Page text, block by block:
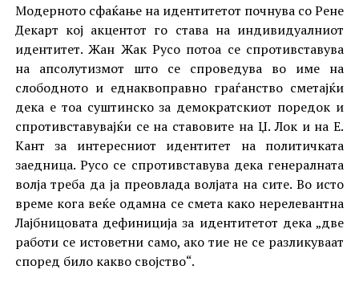
Модерното сфаќање на идентитетот почнува со Рене
Декарт кој акцентот го става на индивидуалниот
идентитет. Жан Жак Русо потоа се спротивставува
на апсолутизмот што се спроведува во име на
слободното и еднаквоправно граѓанство сметајќи
дека е тоа суштинско за демократскиот поредок и
спротивставувајќи се на ставовите на Џ. Лок и на Е.
Кант за интересниот идентитет на политичката
заедница. Русо се спротивставува дека генералната
волја треба да ја преовлада волјата на сите. Во исто
време кога веќе одамна се смета како нерелевантна
Лајбницовата дефиниција за идентитетот дека „две
работи се истоветни само, ако тие не се разликуваат
според било какво својство“.